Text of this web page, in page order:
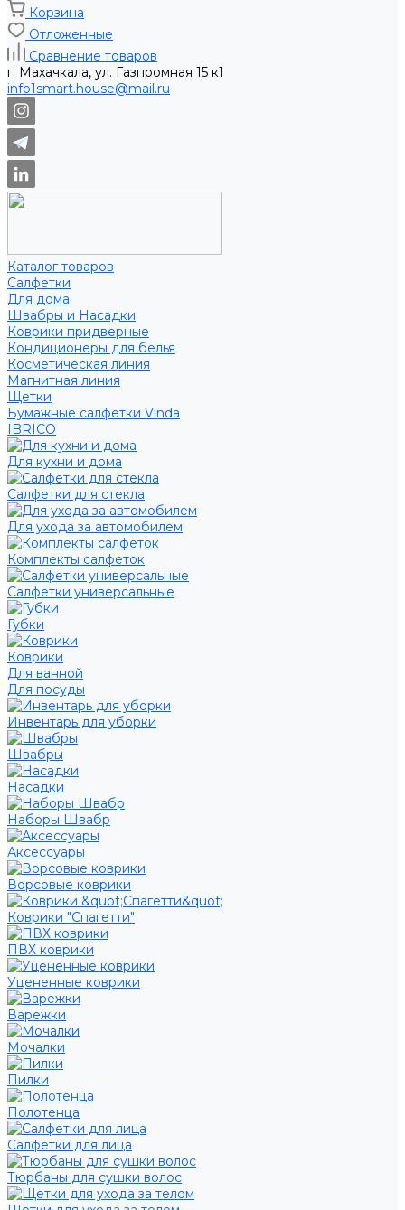
Корзина
Отложенные
Сравнение товаров
г. Махачкала, ул. Газпромная 15 к1
info1smart.house@mail.ru
Каталог товаров
Салфетки
Для дома
Швабры и Насадки
Коврики придверные
Кондиционеры для белья
Косметическая линия
Магнитная линия
Щетки
Бумажные салфетки Vinda
IBRICO
Для кухни и дома
Салфетки для стекла
Для ухода за автомобилем
Комплекты салфеток
Салфетки универсальные
Губки
Коврики
Для ванной
Для посуды
Инвентарь для уборки
Швабры
Насадки
Наборы Швабр
Аксессуары
Ворсовые коврики
Коврики "Спагетти"
ПВХ коврики
Уцененные коврики
Варежки
Мочалки
Пилки
Полотенца
Салфетки для лица
Тюрбаны для сушки волос